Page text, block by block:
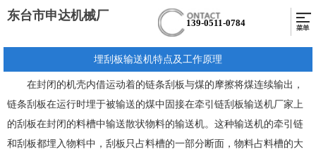
东台市申达机械厂
139-0511-0784
埋刮板输送机特点及工作原理
在封闭的机壳内借运动着的链条刮板与煤的摩擦将煤连续输出，
链条刮板在运行时埋于被输送的煤中固接在牵引链刮板输送机厂家上
的刮板在封闭的料槽中输送散状物料的输送机。这种输送机的牵引链
和刮板都埋入物料中，刮板只占料槽的一部分断面，物料占料槽的大